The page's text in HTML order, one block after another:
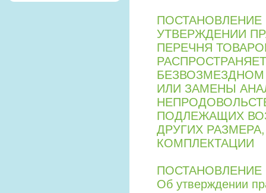
ПОСТАНОВЛЕНИЕ
УТВЕРЖДЕНИИ
ПЕРЕЧНЯ
ИЛИ ЗАМЕНЫ
ПОДЛЕЖАЩИХ
ДРУГИХ
КОМПЛЕКТАЦИИ
ПОСТАНОВЛЕНИЕ
Об утверждении